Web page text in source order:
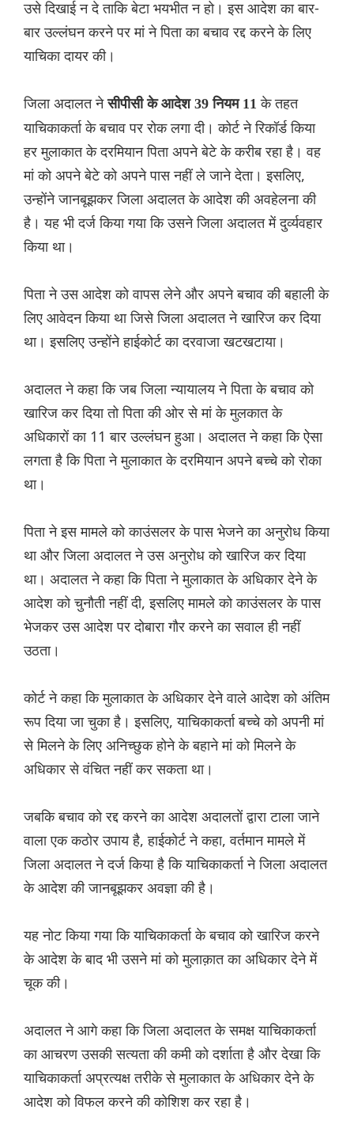
उसे दिखाई न दे ताकि बेटा भयभीत न हो। इस आदेश का बार-
बार उल्लंघन करने पर मां ने पिता का बचाव रद्द करने के लिए
याचिका दायर की।
जिला अदालत नेसीपीसी के आदेश 39 नियम 11के तहत
याचिकाकर्ता के बचाव पर रोक लगा दी। कोर्ट ने रिकॉर्ड किया
हर मुलाकात के दरमियान पिता अपने बेटे के करीब रहा है। वह
मां को अपने बेटे को अपने पास नहीं ले जाने देता। इसलिए,
उन्होंने जानबूझकर जिला अदालत के आदेश की अवहेलना की
है। यह भी दर्ज किया गया कि उसने जिला अदालत में दुर्व्यवहार
किया था।
पिता ने उस आदेश को वापस लेने और अपने बचाव की बहाली के
लिए आवेदन किया था जिसे जिला अदालत ने खारिज कर दिया
था। इसलिए उन्होंने हाईकोर्ट का दरवाजा खटखटाया।
अदालत ने कहा कि जब जिला न्यायालय ने पिता के बचाव को
खारिज कर दिया तो पिता की ओर से मां के मुलकात के
अधिकारों का 11 बार उल्लंघन हुआ। अदालत ने कहा कि ऐसा
लगता है कि पिता ने मुलाकात के दरमियान अपने बच्चे को रोका
था।
पिता ने इस मामले को काउंसलर के पास भेजने का अनुरोध किया
था और जिला अदालत ने उस अनुरोध को खारिज कर दिया
था। अदालत ने कहा कि पिता ने मुलाकात के अधिकार देने के
आदेश को चुनौती नहीं दी, इसलिए मामले को काउंसलर के पास
भेजकर उस आदेश पर दोबारा गौर करने का सवाल ही नहीं
उठता।
कोर्ट ने कहा कि मुलाकात के अधिकार देने वाले आदेश को अंतिम
रूप दिया जा चुका है। इसलिए, याचिकाकर्ता बच्चे को अपनी मां
से मिलने के लिए अनिच्छुक होने के बहाने मां को मिलने के
अधिकार से वंचित नहीं कर सकता था।
जबकि बचाव को रद्द करने का आदेश अदालतों द्वारा टाला जाने
वाला एक कठोर उपाय है, हाईकोर्ट ने कहा, वर्तमान मामले में
जिला अदालत ने दर्ज किया है कि याचिकाकर्ता ने जिला अदालत
के आदेश की जानबूझकर अवज्ञा की है।
यह नोट किया गया कि याचिकाकर्ता के बचाव को खारिज करने
के आदेश के बाद भी उसने मां को मुलाक़ात का अधिकार देने में
चूक की।
अदालत ने आगे कहा कि जिला अदालत के समक्ष याचिकाकर्ता
का आचरण उसकी सत्यता की कमी को दर्शाता है और देखा कि
याचिकाकर्ता अप्रत्यक्ष तरीके से मुलाकात के अधिकार देने के
आदेश को विफल करने की कोशिश कर रहा है।